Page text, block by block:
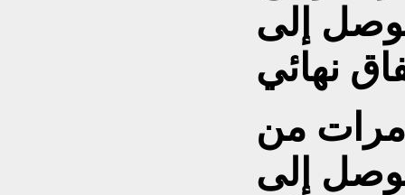
للتوصل إلى
مرات من
إلى